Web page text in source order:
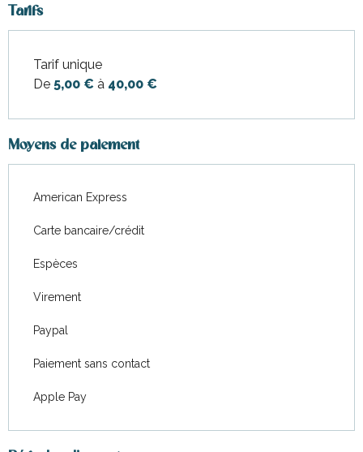
Tarifs
Tarifs 2026
Tarif unique
De 5,00 € à 40,00 €
Moyens de paiement
American Express
Carte bancaire/crédit
Espèces
Virement
Paypal
Paiement sans contact
Apple Pay